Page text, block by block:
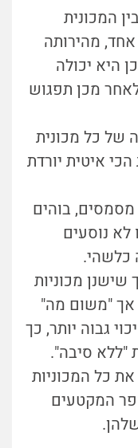
ובין המכונית
מהירותה
תאט ל-1, שכן היא יכולה
מכן תפגוש
של כל מכונית
איטית יורדת
מסמסים, בוהים
נוסעים
כלשהי.
מכוניות
אך "משום מה"
גבוה יותר, כך
"ללא סיבה".
כל המכוניות
המקטעים